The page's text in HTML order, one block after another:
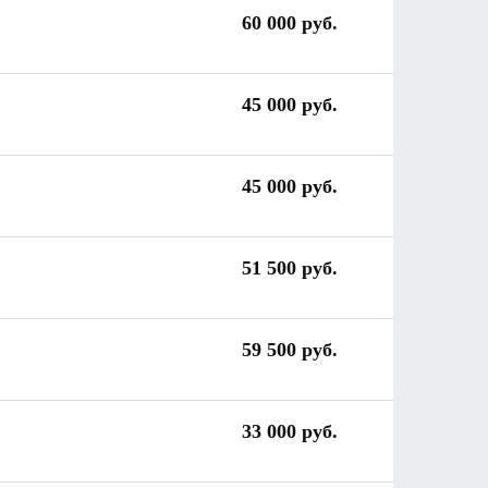
60 000 руб.
45 000 руб.
45 000 руб.
51 500 руб.
59 500 руб.
33 000 руб.